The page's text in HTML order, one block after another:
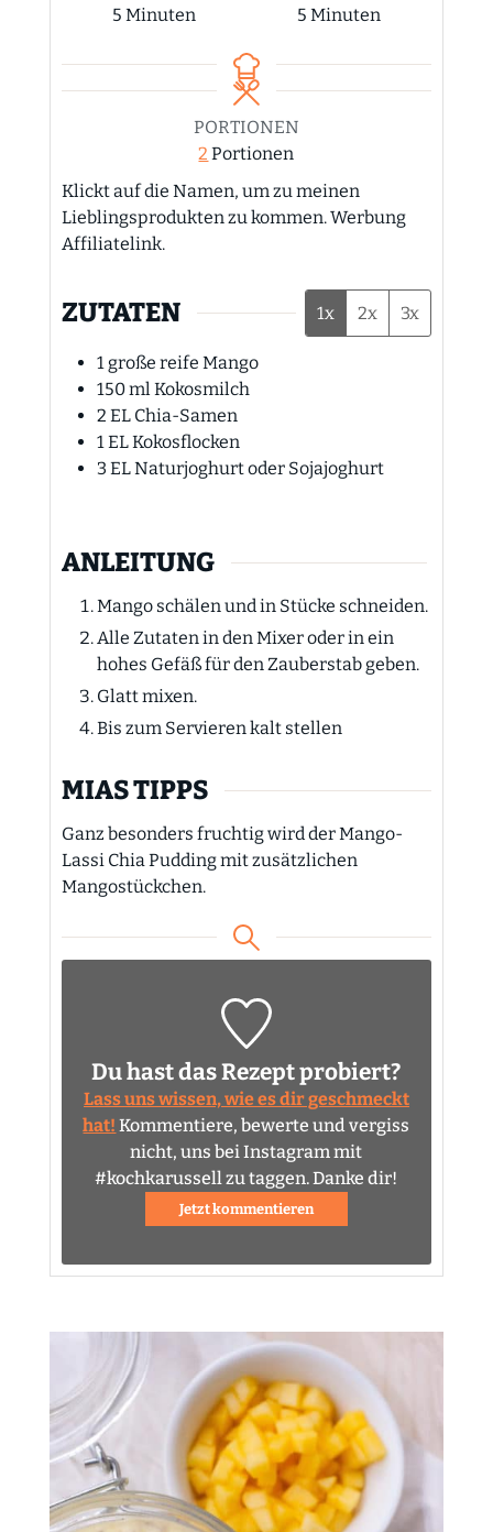
5Minuten
Minuten
5 Minuten
Minuten
PORTIONEN
2 Portionen
Klickt auf die Namen, um zu meinen
Lieblingsprodukten zu kommen. Werbung
Affiliatelink.
ZUTATEN 1x 2x 3x
1 große reife Mango
150ml Kokosmilch
2 EL Chia-Samen
1 ELKokosflocken
3 ELNaturjoghurt oder Sojajoghurt
ANLEITUNG
Mango schälen und in Stücke schneiden.
Alle Zutaten in den Mixer oder in ein
hohes Gefäß für den Zauberstab geben.
Glatt mixen.
Bis zum Servieren kalt stellen
MIAS TIPPS
Ganz besonders fruchtig wird der Mango-
Lassi Chia Pudding mit zusätzlichen
Mangostückchen.
Du hast das Rezept probiert?
Lass uns wissen, wie es dir geschmeckt
hat! Kommentiere, bewerte und vergiss
nicht, uns bei Instagram mit
#kochkarussell zu taggen. Danke dir!
Jetzt kommentieren